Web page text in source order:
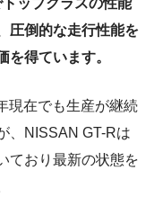
ップクラスの性能
圧倒的な走行性能を
得ています。
現在でも生産が継続
、NISSAN GT-Rは
ており最新の状態を